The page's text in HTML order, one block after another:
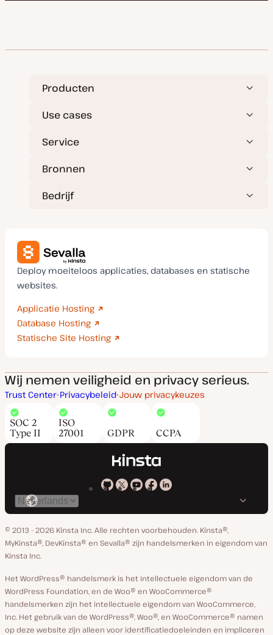
Producten
Use cases
Service
Bronnen
Bedrijf
Deploy moeiteloos applicaties, databases en statische
websites.
Applicatie Hosting
Database Hosting
Statische Site Hosting
Wij nemen veiligheid en privacy serieus.
Trust Center Privacybeleid Jouw privacykeuzes
SOC 2
Type II
ISO
27001
GDPR CCPA
Kinsta
GitHub
Kinsta
X
Kinsta
YouTube
Kinsta
Facebook
Kinsta
Linkedin
Selecteer
taal
© 2013 - 2026 Kinsta Inc. Alle rechten voorbehouden. Kinsta®,
MyKinsta®, DevKinsta® en Sevalla® zijn handelsmerken in eigendom van
Kinsta Inc.
Het WordPress® handelsmerk is het intellectuele eigendom van de
WordPress Foundation, en de Woo® en WooCommerce®
handelsmerken zijn het intellectuele eigendom van WooCommerce,
Inc. Het gebruik van de WordPress®, Woo®, en WooCommerce® namen
op deze website zijn alleen voor identificatiedoeleinden en impliceren